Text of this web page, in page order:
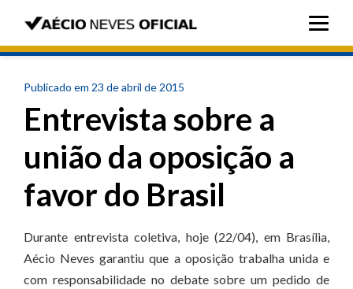
Publicado em 23 de abril de 2015
Entrevista sobre a
união da oposição a
favor do Brasil
Durante entrevista coletiva, hoje (22/04), em Brasília,
Aécio Neves garantiu que a oposição trabalha unida e
com responsabilidade no debate sobre um pedido de